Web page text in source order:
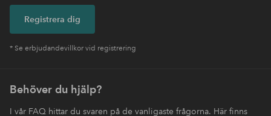
Registrera dig
* Se erbjudandevillkor vid registrering
Behöver du hjälp?
I vår FAQ hittar du svaren på de vanligaste frågorna. Här finns